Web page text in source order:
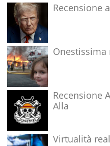
Recensione
Onestissima
Recensione
Alla
Virtualità